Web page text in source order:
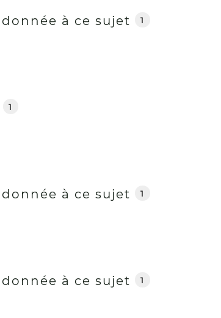
à ce sujet 1
1
à ce sujet 1
à ce sujet 1